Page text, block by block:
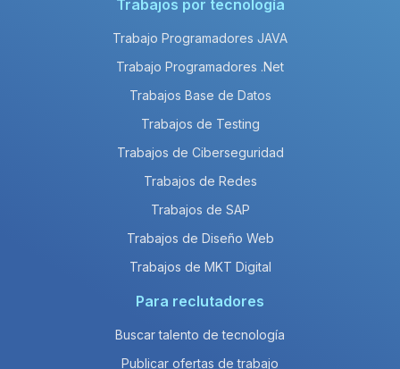
Trabajos por tecnología
Trabajo Programadores JAVA
Trabajo Programadores .Net
Trabajos Base de Datos
Trabajos de Testing
Trabajos de Ciberseguridad
Trabajos de Redes
Trabajos de SAP
Trabajos de Diseño Web
Trabajos de MKT Digital
Para reclutadores
Buscar talento de tecnología
Publicar ofertas de trabajo